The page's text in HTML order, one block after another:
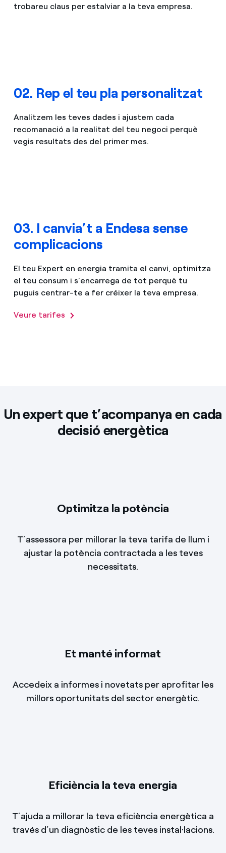
trobareu claus per estalviar a la teva empresa.
02. Rep el teu pla personalitzat
Analitzem les teves dades i ajustem cada
recomanació a la realitat del teu negoci perquè
vegis resultats des del primer mes.
03. I canvia’t a Endesa sense
complicacions
El teu Expert en energia tramita el canvi, optimitza
el teu consum i s’encarrega de tot perquè tu
puguis centrar-te a fer créixer la teva empresa.
Veure tarifes
Un expert que t’acompanya en cada
decisió energètica
Optimitza la potència
T’assessora per millorar la teva tarifa de llum i
ajustar la potència contractada a les teves
necessitats.
Et manté informat
Accedeix a informes i novetats per aprofitar les
millors oportunitats del sector energètic.
Eficiència la teva energia
T’ajuda a millorar la teva eficiència energètica a
través d’un diagnòstic de les teves instal·lacions.